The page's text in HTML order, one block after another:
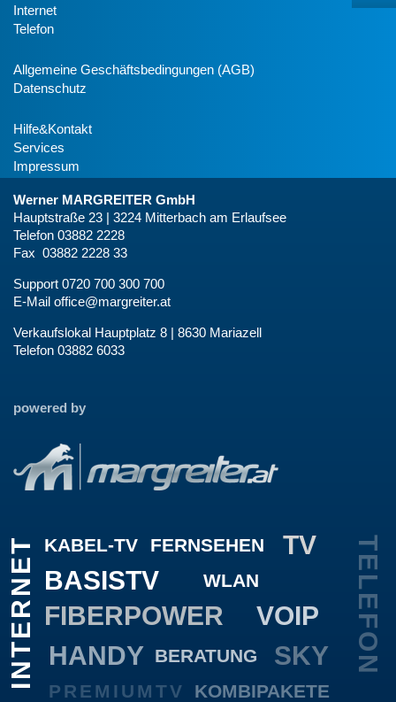
Internet
Telefon
Allgemeine Geschäftsbedingungen (AGB)
Datenschutz
Hilfe&Kontakt
Services
Impressum
Werner MARGREITER GmbH
Hauptstraße 23 | 3224 Mitterbach am Erlaufsee
Telefon 03882 2228
Fax 03882 2228 33
Support 0720 700 300 700
E-Mail office@margreiter.at
Verkaufslokal Hauptplatz 8 | 8630 Mariazell
Telefon 03882 6033
powered by
KABEL-TV
INTERNET TELEFON
FERNSEHEN
TV
BASISTV
PREMIUMTV
SKY
WLAN
FIBERPOWER VOIP
BERATUNG
HANDY
KOMBIPAKETE